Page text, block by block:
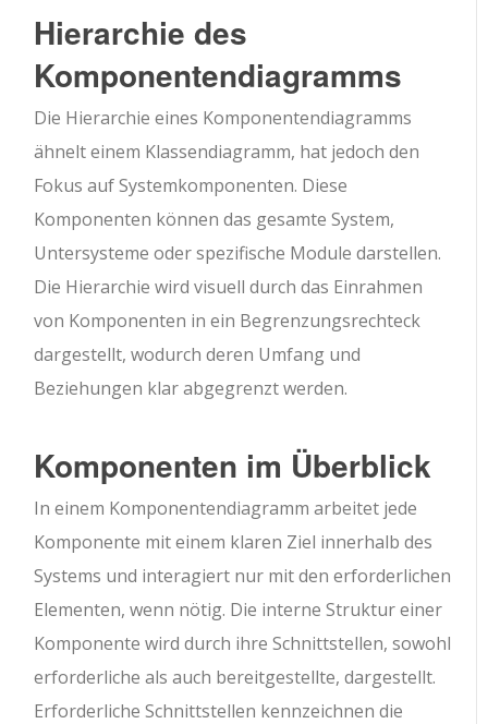
Hierarchie des
Komponentendiagramms
Die Hierarchie eines Komponentendiagramms
ähnelt einem Klassendiagramm, hat jedoch den
Fokus auf Systemkomponenten. Diese
Komponenten können das gesamte System,
Untersysteme oder spezifische Module darstellen.
Die Hierarchie wird visuell durch das Einrahmen
von Komponenten in ein Begrenzungsrechteck
dargestellt, wodurch deren Umfang und
Beziehungen klar abgegrenzt werden.
Komponenten im Überblick
In einem Komponentendiagramm arbeitet jede
Komponente mit einem klaren Ziel innerhalb des
Systems und interagiert nur mit den erforderlichen
Elementen, wenn nötig. Die interne Struktur einer
Komponente wird durch ihre Schnittstellen, sowohl
erforderliche als auch bereitgestellte, dargestellt.
Erforderliche Schnittstellen kennzeichnen die